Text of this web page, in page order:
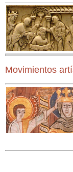
Movimientos